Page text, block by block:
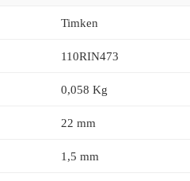
Timken
110RIN473
0,058 Kg
22 mm
1,5 mm